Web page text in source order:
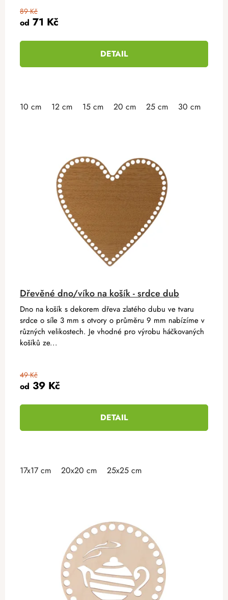
od 71 Kč
89 Kč
DETAIL
10 cm 12 cm 15 cm 20 cm 25 cm 30 cm
Dřevěné dno/víko na košík - srdce dub
od 39 Kč
49 Kč
DETAIL
Dno na košík s dekorem dřeva zlatého dubu ve tvaru
srdce o síle 3 mm s otvory o průměru 9 mm nabízíme v
různých velikostech. Je vhodné pro výrobu háčkovaných
košíků ze...
17x17 cm 20x20 cm 25x25 cm